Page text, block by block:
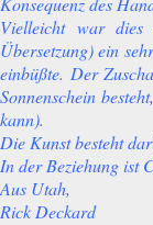
Vielleicht war
Übersetzung) ein
einbüßte. Der
Sonnenschein
kann).
Die Kunst besteht
In der Beziehung ist
Aus Utah,
Rick Deckard